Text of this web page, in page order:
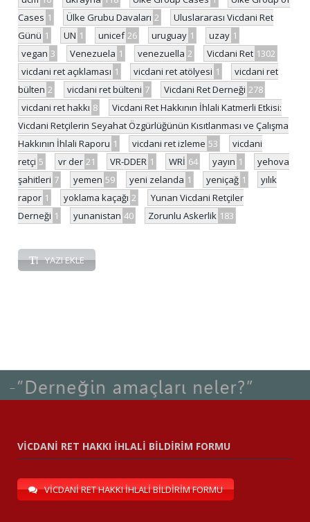
Cases 1 Ülke Grubu Davaları 2
Uluslararası Vicdani Ret
Günü 1 UN 1 unicef 26 uruguay 1 uzay 1
vegan 3 Venezuela 1 venezuella 2 Vicdani Ret 1302
vicdani ret açıklaması 1 vicdani ret atölyesi 1
vicdani ret
bülten 2 vicdani ret bülteni 7 Vicdani Ret Derneği 278
vicdani ret hakkı 8
Vicdani Ret Hakkının İhlali Katmerli Etkisi:
Vicdani Retçilerin Seyahat Özgürlüğünün Kısıtlanması ve Çalışma
Hakkının İhlali Raporu 1 vicdani ret izleme 53
vicdani
retçi 5 vr der 21 VR-DDER 1 WRİ 64 yayın 1
yehova
şahitleri 7 yemen 59 yeni zelanda 1 yeniçağ 1
yılık
rapor 1 yoklama kaçağı 2
Yunan Vicdani Retçiler
Derneği 1 yunanistan 40 Zorunlu Askerlik 183
YAZI EKLE
VİCDANİ RET HAKKI İHLALİ BİLDİRİM FORMU
VİCDANİ RET HAKKI İHLALİ BİLDİRİM FORMU